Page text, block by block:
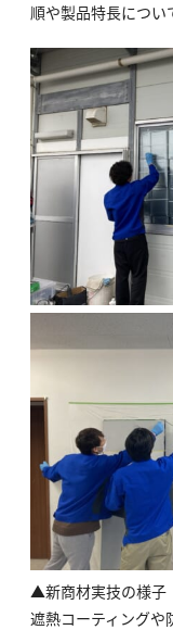
順や製品特長につい
▲新商材実技の様子
遮熱コーティングや